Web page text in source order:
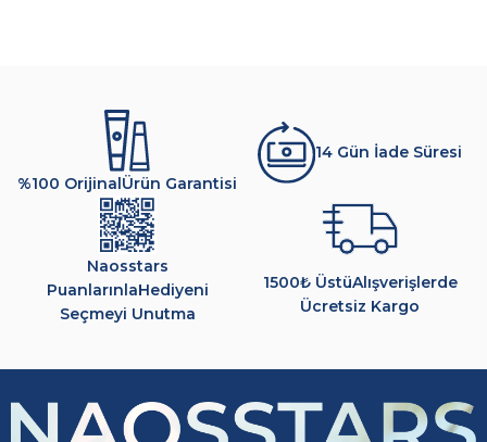
%100 OrijinalÜrün Garantisi
14 Gün İade Süresi
Naosstars
PuanlarınlaHediyeni
Seçmeyi Unutma
1500₺ ÜstüAlışverişlerde
Ücretsiz Kargo